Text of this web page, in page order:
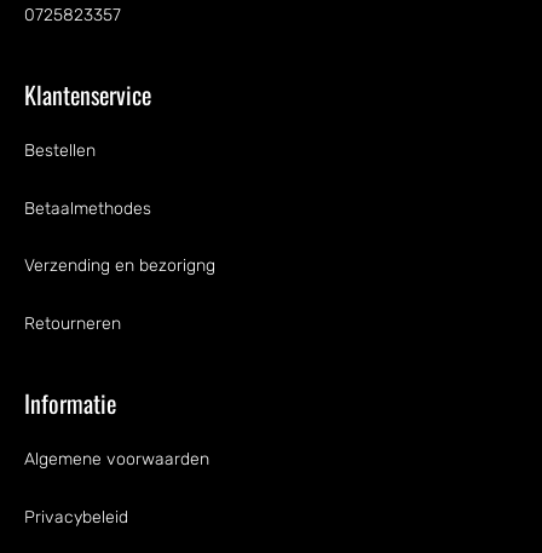
0725823357
Klantenservice
Bestellen
Betaalmethodes
Verzending en bezorigng
Retourneren
Informatie
Algemene voorwaarden
Privacybeleid